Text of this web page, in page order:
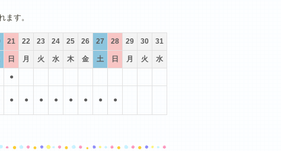
ます。
21 22 23 24 25 26 27 28 29 30 31
日 月 火 水 木 金 土 日 月 火 水
●
● ● ● ● ● ● ● ●